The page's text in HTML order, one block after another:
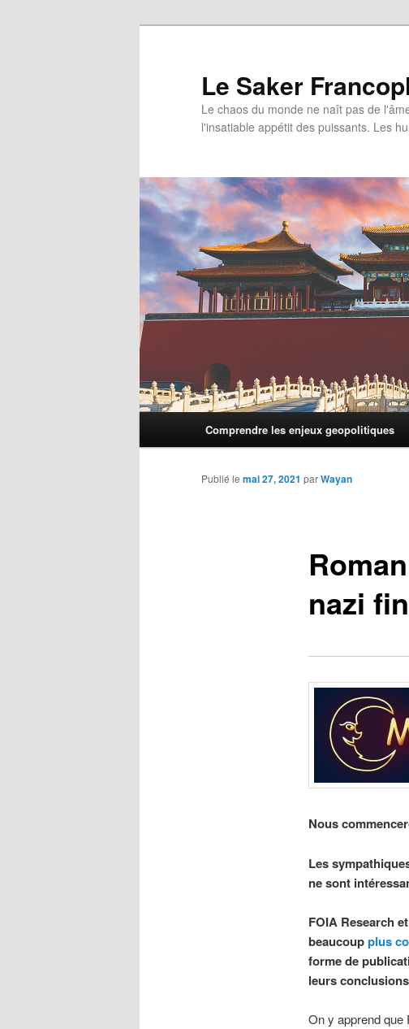
Le Saker
Le chaos du monde ne naît pas de
l'insatiable appétit des puissants. Les
Comprendre les enjeux geopolitiques
nazi
Publié le mai 27, 2021 parWayan
Nous
Les
ne sont
FOIA Research
beaucoupplus
forme de
leurs
On y apprend